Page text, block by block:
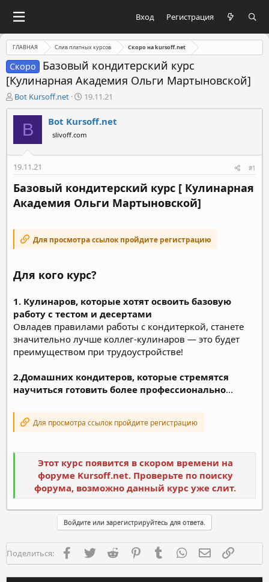
Вход Регистрация
ГЛАВНАЯ Слив платных курсов Скоро на kursoff.net
Скоро
Базовый кондитерский курс
[Кулинарная Академия Ольги Мартыновской]
А
в
т
м
ы
Bot Kursoff.net
Д
а
т
а
н
а
а
19.11.21
B Bot Kursoff.net
slivoff.com
19.11.21 #1
Базовый кондитерский курс [ Кулинарная
Академия Ольги Мартыновской]
Для просмотра ссылок пройдите регистрацию
Для кого курс?
1. Кулинаров, которые хотят освоить базовую
работу с тестом и десертами
Овладев правилами работы с кондитеркой, станете
значительно лучше коллег-кулинаров — это будет
преимуществом при трудоустройстве!
2.Домашних кондитеров, которые стремятся
научиться готовить более профессионально...
Для просмотра ссылок пройдите регистрацию
Этот курс появится в скором времени на
форуме Kursoff.net. Проверьте по поиску
форума, возможно данный курс уже слит.
Войдите или зарегистрируйтесь для ответа.
Поделиться: FacebookTwitter Reddit PinterestTumblr WhatsAppЭлектронная